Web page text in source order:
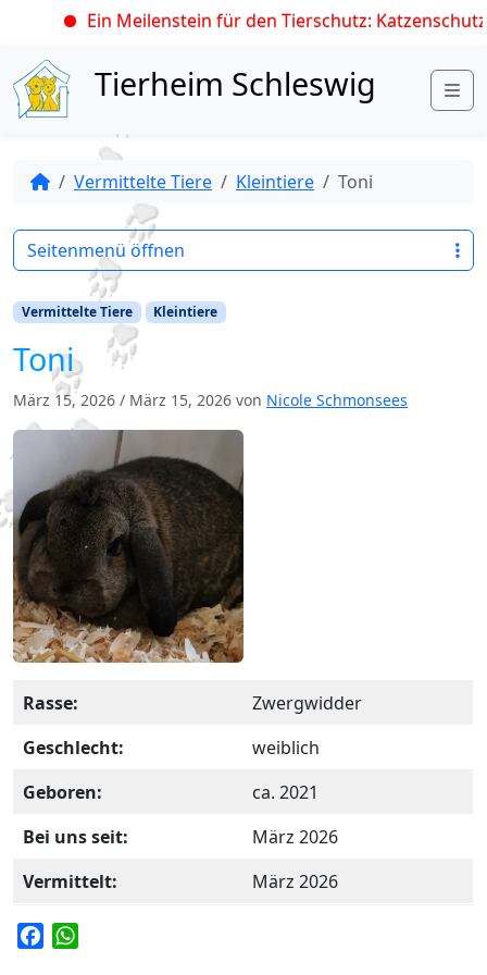
Ein Meilenstein für den Tierschutz:
Skip to content
Tierheim Schleswig
Vermittelte Tiere Kleintiere Toni
Vermittelte Tiere Kleintiere
Toni
März 15, 2026 / März 15, 2026 von Nicole Schmonsees
Rasse:
Zwergwidder
Geschlecht:
weiblich
Geboren:
ca. 2021
Bei uns seit:
März 2026
Vermittelt:
März 2026
Seitenmenü öffnen